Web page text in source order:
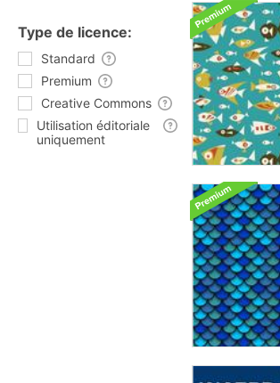
Type de licence:
Standard
Premium
Creative Commons
Utilisation éditoriale
uniquement